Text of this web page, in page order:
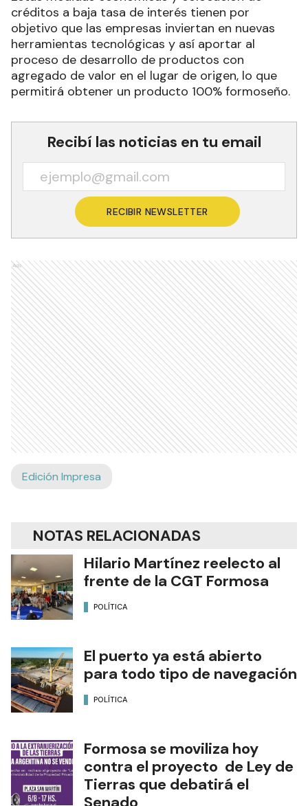
créditos a baja tasa de interés tienen por
objetivo que las empresas inviertan en nuevas
herramientas tecnológicas y así aportar al
proceso de desarrollo de productos con
agregado de valor en el lugar de origen, lo que
permitirá obtener un producto 100% formoseño.
Recibí las noticias en tu email
RECIBIR NEWSLETTER
Ads
Edición Impresa
NOTAS RELACIONADAS
Hilario Martínez reelecto al
frente de la CGT Formosa
POLÍTICA
El puerto ya está abierto
para todo tipo de navegación
POLÍTICA
Formosa se moviliza hoy
contra el proyecto de Ley de
Tierras que debatirá el